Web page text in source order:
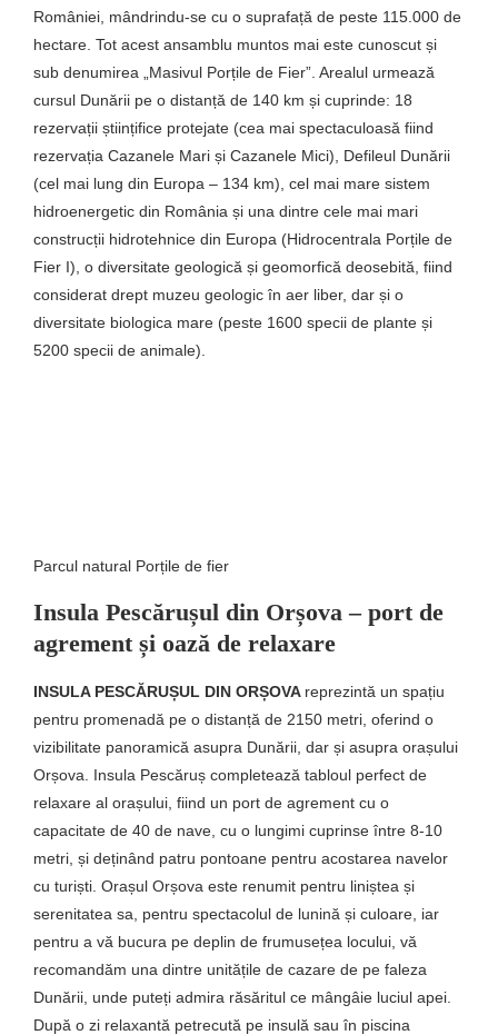
României, mândrindu-se cu o suprafață de peste 115.000 de
hectare. Tot acest ansamblu muntos mai este cunoscut și
sub denumirea „Masivul Porțile de Fier”. Arealul urmează
cursul Dunării pe o distanță de 140 km și cuprinde: 18
rezervații științifice protejate (cea mai spectaculoasă fiind
rezervația Cazanele Mari și Cazanele Mici), Defileul Dunării
(cel mai lung din Europa – 134 km), cel mai mare sistem
hidroenergetic din România și una dintre cele mai mari
construcții hidrotehnice din Europa (Hidrocentrala Porțile de
Fier I), o diversitate geologică și geomorfică deosebită, fiind
considerat drept muzeu geologic în aer liber, dar și o
diversitate biologica mare (peste 1600 specii de plante și
5200 specii de animale).
Parcul natural Porțile de fier
Insula Pescărușul din Orșova – port de
agrement și oază de relaxare
INSULA PESCĂRUȘUL DIN ORȘOVA reprezintă un spațiu
pentru promenadă pe o distanță de 2150 metri, oferind o
vizibilitate panoramică asupra Dunării, dar și asupra orașului
Orșova. Insula Pescăruș completează tabloul perfect de
relaxare al orașului, fiind un port de agrement cu o
capacitate de 40 de nave, cu o lungimi cuprinse între 8-10
metri, și deținând patru pontoane pentru acostarea navelor
cu turiști. Orașul Orșova este renumit pentru liniștea și
serenitatea sa, pentru spectacolul de lunină și culoare, iar
pentru a vă bucura pe deplin de frumusețea locului, vă
recomandăm una dintre unitățile de cazare de pe faleza
Dunării, unde puteți admira răsăritul ce mângâie luciul apei.
După o zi relaxantă petrecută pe insulă sau în piscina